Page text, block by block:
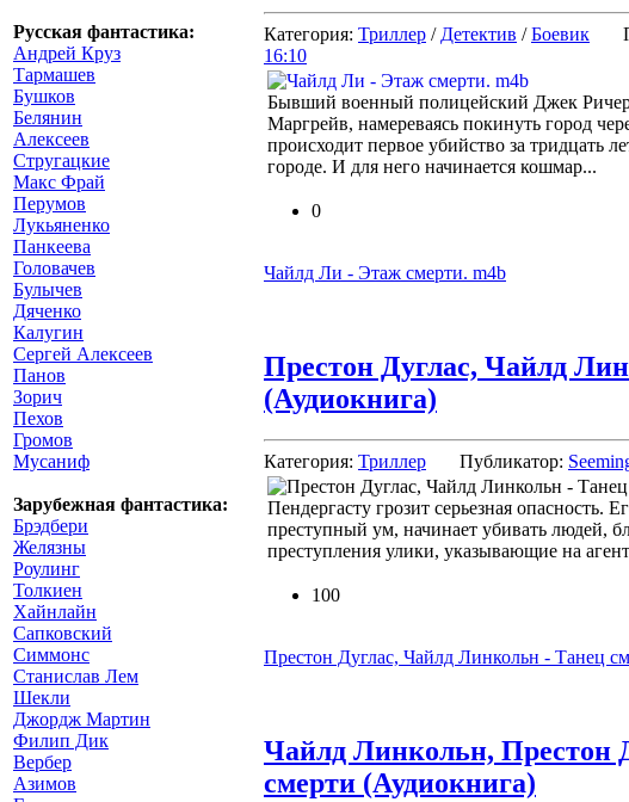
Русская фантастика:
Андрей Круз
Тармашев
Бушков
Белянин
Алексеев
Стругацкие
Макс Фрай
Перумов
Лукьяненко
Панкеева
Головачев
Булычев
Дяченко
Калугин
Сергей Алексеев
Панов
Зорич
Пехов
Громов
Мусаниф
Зарубежная фантастика:
Брэдбери
Желязны
Роулинг
Толкиен
Хайнлайн
Сапковский
Симмонс
Станислав Лем
Шекли
Джордж Мартин
Филип Дик
Вербер
Азимов
Категория: Триллер / Детектив /Боевик
16:10
Бывший военный полицейский Джек
Маргрейв, намереваясь покинуть город
происходит первое убийство за тридцать
городе. И для него начинается кошмар...
0
Чайлд Ли - Этаж смерти. m4b
Престон Дуглас, Чайлд
(Аудиокнига)
Категория: Триллер Публикатор:
Пендергасту грозит серьезная опасность.
преступный ум, начинает убивать людей,
преступления улики, указывающие на
100
Престон Дуглас, Чайлд Линкольн - Танец
Чайлд Линкольн, Престон
смерти (Аудиокнига)